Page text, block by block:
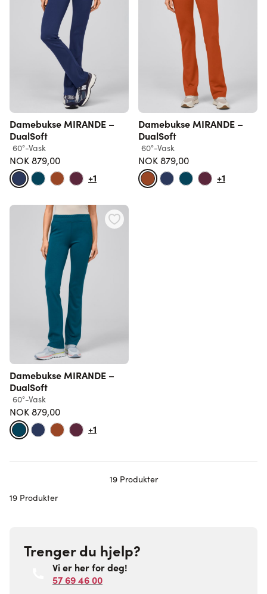
Damebukse MIRANDE –
DualSoft
60°-Vask
NOK 879,00
+1
Damebukse MIRANDE –
DualSoft
60°-Vask
NOK 879,00
+1
Damebukse MIRANDE –
DualSoft
60°-Vask
NOK 879,00
+1
19Produkter
19 Produkter
Trenger du hjelp?
Vi er her for deg!
57 69 46 00